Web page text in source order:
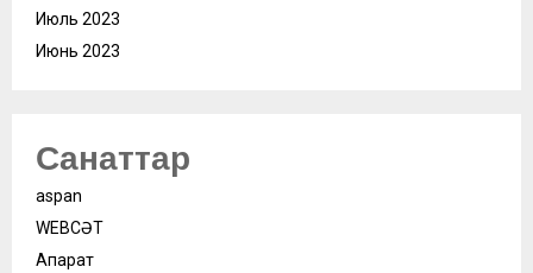
Июль 2023
Июнь 2023
Санаттар
aspan
WEBСӘТ
Ақпарат